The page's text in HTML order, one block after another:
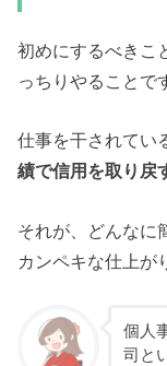
初めにするべきこ
っちりやることで
仕事を干されてい
績で信用を取り戻
それが、どんなに
カンペキな仕上が
個人
司と